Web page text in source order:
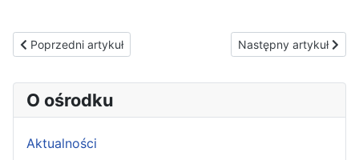
Poprzedni artykuł: Protokół
Poprzedni artykuł Następny artykuł:
Następny artykuł
O ośrodku
Aktualności